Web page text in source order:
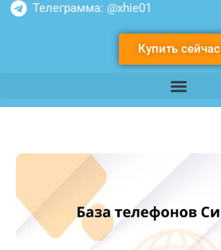
Телеграмма: @xhie01
Купить сейчас
Количество
телефонов
Сингапура